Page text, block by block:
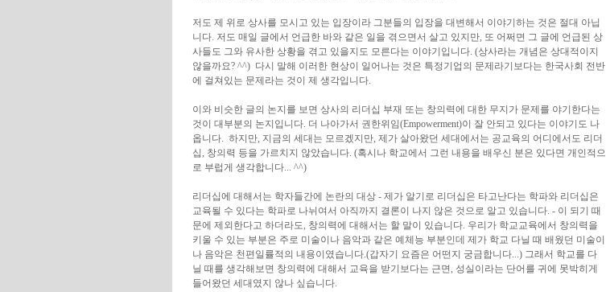
저도 제 위로 상사를 모시고 있는 입장이라 그분들의 입장을 대변해서 이야기하는 것은 절대 아닙
니다. 저도 매일 글에서 언급한 바와 같은 일을 겪으면서 살고 있지만, 또 어쩌면 그 글에 언급된 상
사들도 그와 유사한 상황을 겪고 있을지도 모른다는 이야기입니다. (상사라는 개념은 상대적이지
않을까요? ^^) 다시 말해 이러한 현상이 일어나는 것은 특정기업의 문제라기보다는 한국사회 전반
에 걸쳐있는 문제라는 것이 제 생각입니다.
이와 비슷한 글의 논지를 보면 상사의 리더십 부재 또는 창의력에 대한 무지가 문제를 야기한다는
것이 대부분의 논지입니다. 더 나아가서 권한위임(Empowerment)이 잘 안되고 있다는 이야기도 나
옵니다. 하지만, 지금의 세대는 모르겠지만, 제가 살아왔던 세대에서는 공교육의 어디에서도 리더
십, 창의력 등을 가르치지 않았습니다. (혹시나 학교에서 그런 내용을 배우신 분은 있다면 개인적으
로 부럽게 생각합니다... ^^)
리더십에 대해서는 학자들간에 논란의 대상 - 제가 알기로 리더십은 타고난다는 학파와 리더십은
교육될 수 있다는 학파로 나뉘여서 아직까지 결론이 나지 않은 것으로 알고 있습니다. - 이 되기 때
문에 제외한다고 하더라도, 창의력에 대해서는 할 말이 있습니다. 우리가 학교교육에서 창의력을
키울 수 있는 부분은 주로 미술이나 음악과 같은 예체능 부분인데 제가 학교 다닐 때 배웠던 미술이
나 음악은 천편일률적의 내용이였습니다.(갑자기 요즘은 어떤지 궁금합니다...) 그래서 학교를 다
닐 때를 생각해보면 창의력에 대해서 교육을 받기보다는 근면, 성실이라는 단어를 귀에 못박히게
들어왔던 세대였지 않나 싶습니다.